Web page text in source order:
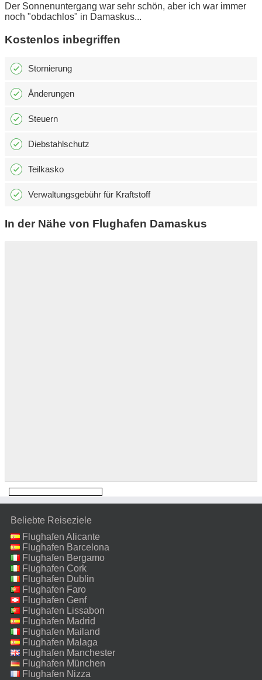
Der Sonnenuntergang war sehr schön, aber ich war immer
noch "obdachlos" in Damaskus...
Kostenlos inbegriffen
Stornierung
Änderungen
Steuern
Diebstahlschutz
Teilkasko
Verwaltungsgebühr für Kraftstoff
In der Nähe von Flughafen Damaskus
Beliebte Reiseziele
Flughafen Alicante
Flughafen Barcelona
Flughafen Bergamo
Flughafen Cork
Flughafen Dublin
Flughafen Faro
Flughafen Genf
Flughafen Lissabon
Flughafen Madrid
Flughafen Mailand
Malpensa
Flughafen Malaga
Flughafen Manchester
Flughafen München
Flughafen Nizza